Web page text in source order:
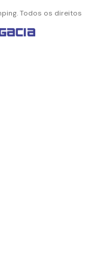
Todos os direitos